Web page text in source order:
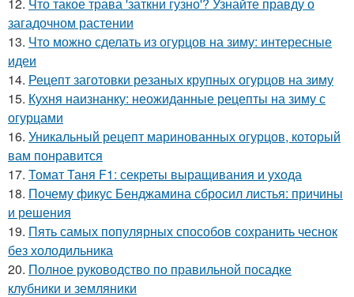
загадочном растении
13. Что можно сделать из огурцов на зиму: интересные
идеи
14. Рецепт заготовки резаных крупных огурцов на зиму
15. Кухня наизнанку: неожиданные рецепты на зиму с
огурцами
16. Уникальный рецепт маринованных огурцов, который
вам понравится
17. Томат Таня F1: секреты выращивания и ухода
18. Почему фикус Бенджамина сбросил листья: причины
и решения
19. Пять самых популярных способов сохранить чеснок
без холодильника
20. Полное руководство по правильной посадке
клубники и земляники